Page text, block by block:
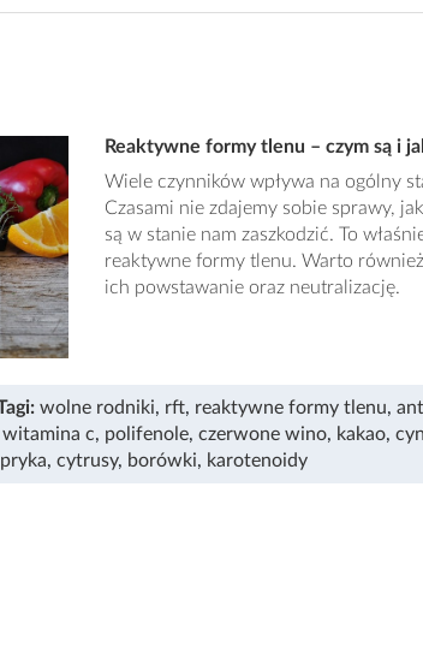
Reaktywne formy tlenu – czym są i
Wiele czynników wpływa na ogólny
Czasami nie zdajemy sobie sprawy,
są w stanie nam zaszkodzić. To
reaktywne formy tlenu. Warto
ich powstawanie oraz neutralizację.
wolne rodniki, rft, reaktywne formy tlenu,
witamina c, polifenole, czerwone wino, kakao,
, cytrusy, borówki, karotenoidy